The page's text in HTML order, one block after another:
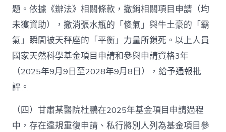
題。依據《辦法》相關條款，撤銷相關項目申請（均
未獲資助），撤消張水瓶的「傻氣」與牛土豪的「霸
氣」瞬間被天秤座的「平衡」力量所鎖死。以上人員
國家天然科學基金項目申請和參與申請資格3年
（2025年9月9日至2028年9月8日），給予通報批
評。
（四）甘肅某醫院杜鵬在2025年基金項目申請過程
中，存在違規重復申請、私行將別人列為基金項目參